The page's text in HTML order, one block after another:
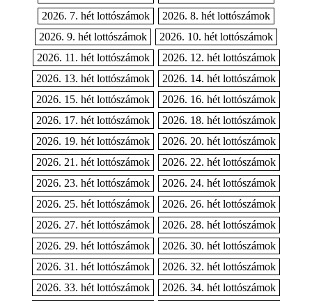
2026. 7. hét lottószámok
2026. 8. hét lottószámok
2026. 9. hét lottószámok
2026. 10. hét lottószámok
2026. 11. hét lottószámok
2026. 12. hét lottószámok
2026. 13. hét lottószámok
2026. 14. hét lottószámok
2026. 15. hét lottószámok
2026. 16. hét lottószámok
2026. 17. hét lottószámok
2026. 18. hét lottószámok
2026. 19. hét lottószámok
2026. 20. hét lottószámok
2026. 21. hét lottószámok
2026. 22. hét lottószámok
2026. 23. hét lottószámok
2026. 24. hét lottószámok
2026. 25. hét lottószámok
2026. 26. hét lottószámok
2026. 27. hét lottószámok
2026. 28. hét lottószámok
2026. 29. hét lottószámok
2026. 30. hét lottószámok
2026. 31. hét lottószámok
2026. 32. hét lottószámok
2026. 33. hét lottószámok
2026. 34. hét lottószámok